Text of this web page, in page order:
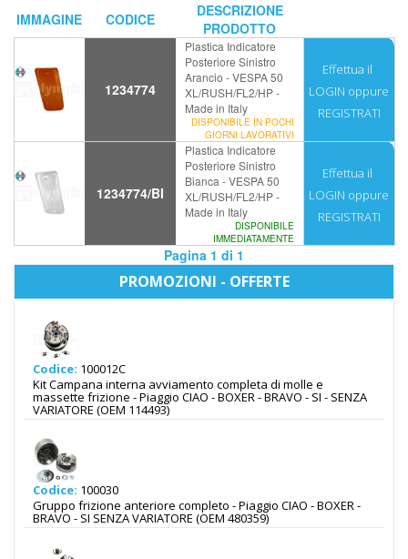
IMMAGINE CODICE
DESCRIZIONE
PRODOTTO
1234774
Plastica Indicatore
Posteriore Sinistro
Arancio - VESPA 50
XL/RUSH/FL2/HP -
Made in Italy
DISPONIBILE IN POCHI
GIORNI LAVORATIVI
Effettua il
LOGIN oppure
REGISTRATI
1234774/BI
Plastica Indicatore
Posteriore Sinistro
Bianca - VESPA 50
XL/RUSH/FL2/HP -
Made in Italy
DISPONIBILE
IMMEDIATAMENTE
Effettua il
LOGIN oppure
REGISTRATI
Pagina 1 di 1
PROMOZIONI - OFFERTE
Codice: 100012C
Kit Campana interna avviamento completa di molle e
massette frizione - Piaggio CIAO - BOXER - BRAVO - SI - SENZA
VARIATORE (OEM 114493)
Codice: 100030
Gruppo frizione anteriore completo - Piaggio CIAO - BOXER -
BRAVO - SI SENZA VARIATORE (OEM 480359)